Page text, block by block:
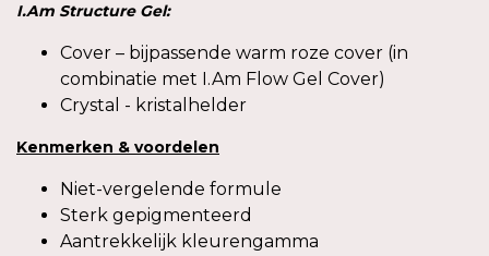
I.Am Structure Gel:
Cover – bijpassende warm roze cover (in
combinatie met I.Am Flow Gel Cover)
Crystal - kristalhelder
Kenmerken & voordelen
Niet-vergelende formule
Sterk gepigmenteerd
Aantrekkelijk kleurengamma